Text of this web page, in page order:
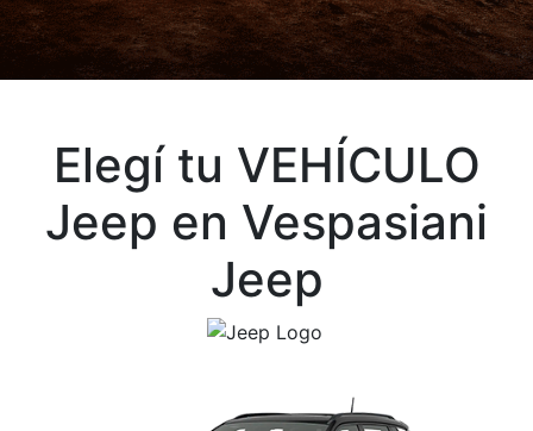
Elegí tu VEHÍCULO
Jeep en Vespasiani
Jeep